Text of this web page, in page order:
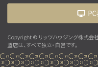
Copyright © リッツハウジング株式会
盟店は、すべて独立・自営です。